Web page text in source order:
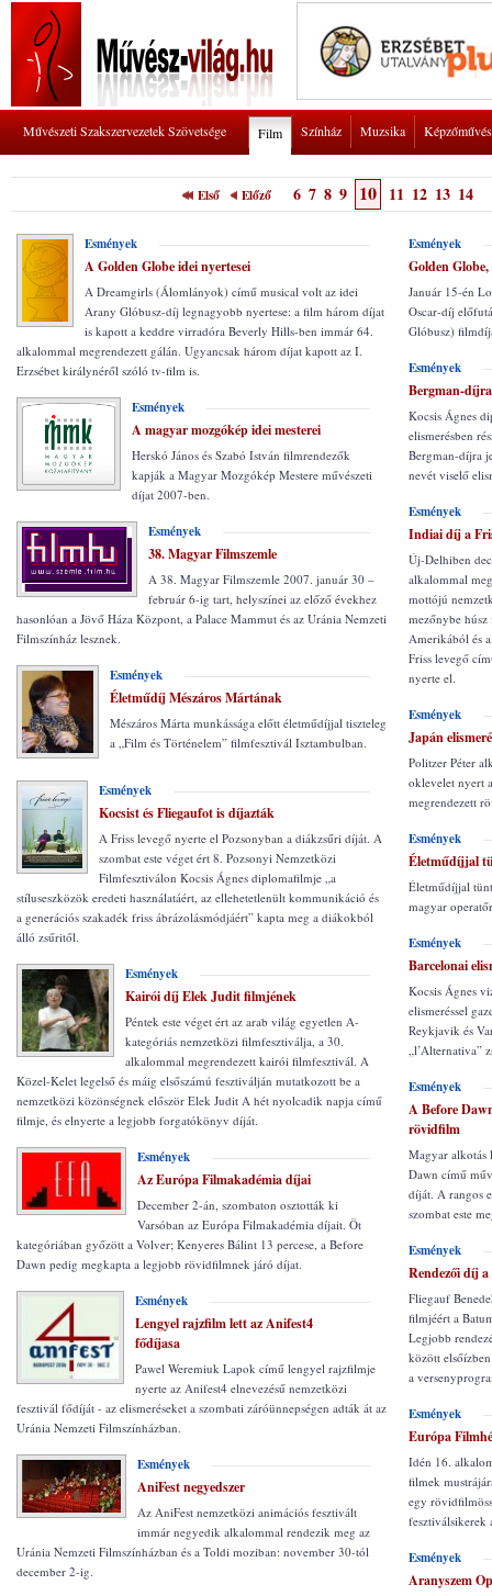
Művészeti Szakszervezetek Szövetsége Film Színház Muzsika
Első Előző 6 7 8 9 10 11 12 13 14
Esmények
A Golden Globe idei nyertesei
A Dreamgirls (Álomlányok) című musical volt az idei
Arany Glóbusz-díj legnagyobb nyertese: a film három díjat
is kapott a keddre virradóra Beverly Hills-ben immár 64.
alkalommal megrendezett gálán. Ugyancsak három díjat kapott az I.
Erzsébet királynéről szóló tv-film is.
Esmények
A magyar mozgókép idei mesterei
Herskó János és Szabó István filmrendezők
kapják a Magyar Mozgókép Mestere művészeti
díjat 2007-ben.
Esmények
38. Magyar Filmszemle
A 38. Magyar Filmszemle 2007. január 30 –
február 6-ig tart, helyszínei az előző évekhez
hasonlóan a Jövő Háza Központ, a Palace Mammut és az Uránia Nemzeti
Filmszínház lesznek.
Esmények
Életműdíj Mészáros Mártának
Mészáros Márta munkássága előtt életműdíjjal tiszteleg
a „Film és Történelem” filmfesztivál Isztambulban.
Esmények
Kocsist és Fliegaufot is díjazták
A Friss levegő nyerte el Pozsonyban a diákzsűri díját. A
szombat este véget ért 8. Pozsonyi Nemzetközi
Filmfesztiválon Kocsis Ágnes diplomafilmje „a
stíluseszközök eredeti használatáért, az ellehetetlenült kommunikáció és
a generációs szakadék friss ábrázolásmódjáért” kapta meg a diákokból
álló zsűritől.
Esmények
Kairói díj Elek Judit filmjének
Péntek este véget ért az arab világ egyetlen A-
kategóriás nemzetközi filmfesztiválja, a 30.
alkalommal megrendezett kairói filmfesztivál. A
Közel-Kelet legelső és máig elsőszámú fesztiválján mutatkozott be a
nemzetközi közönségnek először Elek Judit A hét nyolcadik napja című
filmje, és elnyerte a legjobb forgatókönyv díját.
Esmények
Az Európa Filmakadémia díjai
December 2-án, szombaton osztották ki
Varsóban az Európa Filmakadémia díjait. Öt
kategóriában győzött a Volver; Kenyeres Bálint 13 percese, a Before
Dawn pedig megkapta a legjobb rövidfilmnek járó díjat.
Esmények
Lengyel rajzfilm lett az Anifest4
fődíjasa
Pawel Weremiuk Lapok című lengyel rajzfilmje
nyerte az Anifest4 elnevezésű nemzetközi
fesztivál fődíját - az elismeréseket a szombati záróünnepségen adták át az
Uránia Nemzeti Filmszínházban.
Esmények
AniFest negyedszer
Az AniFest nemzetközi animációs fesztivált
immár negyedik alkalommal rendezik meg az
Uránia Nemzeti Filmszínházban és a Toldi moziban: november 30-tól
december 2-ig.
Esmények
Golden
Január 15-én
Oscar-díj
Glóbusz)
Esmények
Bergman-
Kocsis Ágnes
elismerésben
Bergman-díjra
nevét viselő
Esmények
Indiai díj a
Új-Delhiben
alkalommal
mottójú
mezőnybe
Amerikából és
Friss levegő
nyerte el.
Esmények
Japán
Politzer Péter
oklevelet nyert
megrendezett
Esmények
Életműdíjjal
Életműdíjjal
magyar
Esmények
Barcelonai
Kocsis Ágnes
elismeréssel
Reykjavik és
„l’Alternativa”
Esmények
A Before
rövidfilm
Magyar
Dawn című
díját. A rangos
szombat este
Esmények
Rendezői díj
Fliegauf
filmjéért a
Legjobb
között
a
Esmények
Európa
Idén 16.
filmek
egy
fesztiválsikerek
Esmények
Aranyszem